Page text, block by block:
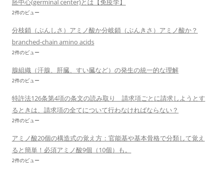
胚中心(germinal center)とは【免疫学】
2件のビュー
分枝鎖（ぶんしさ）アミノ酸か分岐鎖（ぶんきさ）アミノ酸か？
branched-chain amino acids
2件のビュー
腺組織（汗腺、肝臓、すい臓など）の発生の統一的な理解
2件のビュー
特許法126条第4項の条文の読み取り 請求項ごとに請求しようとす
るときは、請求項の全てについて行わなければならない？
2件のビュー
アミノ酸20個の構造式の覚え方：官能基や基本骨格で分類して覚え
ると簡単！必須アミノ酸9個（10個）も。
2件のビュー